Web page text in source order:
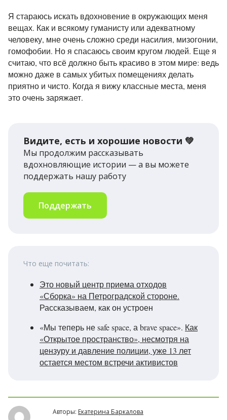
Я стараюсь искать вдохновение в окружающих меня
вещах. Как и всякому гуманисту или адекватному
человеку, мне очень сложно среди насилия, мизогонии,
гомофобии. Но я спасаюсь своим кругом людей. Еще я
считаю, что всё должно быть красиво в этом мире: ведь
можно даже в самых убитых помещениях делать
приятно и чисто. Когда я вижу классные места, меня
это очень заряжает.
Видите, есть и хорошие новости 💚
Мы продолжим рассказывать
вдохновляющие истории — а вы можете
поддержать нашу работу
Поддержать
Что еще почитать:
Это новый центр приема отходов
«Сборка» на Петроградской стороне.
Рассказываем, как он устроен
«Мы теперь не safe space, а brave space». Как
«Открытое пространство», несмотря на
цензуру и давление полиции, уже 13 лет
остается местом встречи активистов
Авторы: Екатерина Баркалова